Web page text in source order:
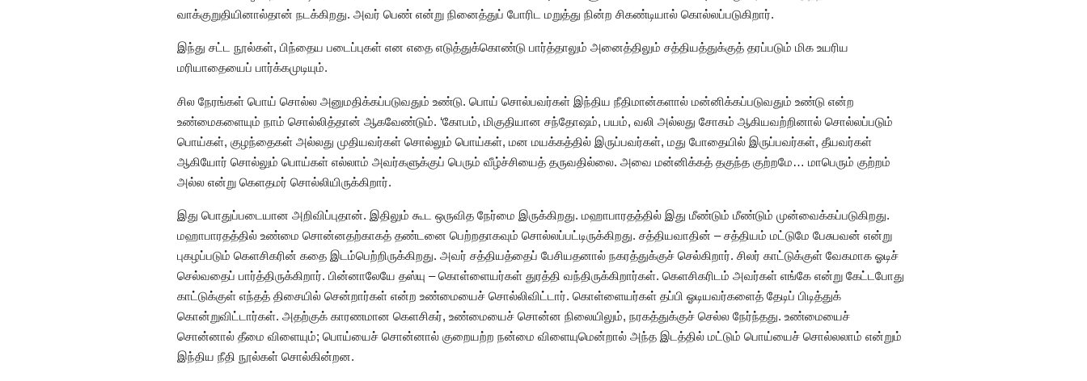
வாக்குறுதியினால்தான் நடக்கிறது. அவர் பெண் என்று நினைத்துப் போரிட மறுத்து நின்ற சிகண்டியால் கொல்லப்படுகிறார்.
இந்து சட்ட நூல்கள், பிந்தைய படைப்புகள் என எதை எடுத்துக்கொண்டு பார்த்தாலும் அனைத்திலும் சத்தியத்துக்குத் தரப்படும் மிக உயரிய
மரியாதையைப் பார்க்கமுடியும்.
சில நேரங்கள் பொய் சொல்ல அனுமதிக்கப்படுவதும் உண்டு. பொய் சொல்பவர்கள் இந்திய நீதிமான்களால் மன்னிக்கப்படுவதும் உண்டு என்ற
உண்மைகளையும் நாம் சொல்லித்தான் ஆகவேண்டும். ‘கோபம், மிகுதியான சந்தோஷம், பயம், வலி அல்லது சோகம் ஆகியவற்றினால் சொல்லப்படும்
பொய்கள், குழந்தைகள் அல்லது முதியவர்கள் சொல்லும் பொய்கள், மன மயக்கத்தில் இருப்பவர்கள், மது போதையில் இருப்பவர்கள், தீயவர்கள்
ஆகியோர் சொல்லும் பொய்கள் எல்லாம் அவர்களுக்குப் பெரும் வீழ்ச்சியைத் தருவதில்லை. அவை மன்னிக்கத் தகுந்த குற்றமே… மாபெரும் குற்றம்
அல்ல என்று கெளதமர் சொல்லியிருக்கிறார்.
இது பொதுப்படையான அறிவிப்புதான். இதிலும் கூட ஒருவித நேர்மை இருக்கிறது. மஹாபாரதத்தில் இது மீண்டும் மீண்டும் முன்வைக்கப்படுகிறது.
மஹாபாரதத்தில் உண்மை சொன்னதற்காகத் தண்டனை பெற்றதாகவும் சொல்லப்பட்டிருக்கிறது. சத்தியவாதின் – சத்தியம் மட்டுமே பேசுபவன் என்று
புகழப்படும் கெளசிகரின் கதை இடம்பெற்றிருக்கிறது. அவர் சத்தியத்தைப் பேசியதனால் நகரத்துக்குச் செல்கிறார். சிலர் காட்டுக்குள் வேகமாக ஓடிச்
செல்வதைப் பார்த்திருக்கிறார். பின்னாலேயே தஸ்யு – கொள்ளையர்கள் துரத்தி வந்திருக்கிறார்கள். கெளசிகரிடம் அவர்கள் எங்கே என்று கேட்டபோது
காட்டுக்குள் எந்தத் திசையில் சென்றார்கள் என்ற உண்மையைச் சொல்லிவிட்டார். கொள்ளையர்கள் தப்பி ஓடியவர்களைத் தேடிப் பிடித்துக்
கொன்றுவிட்டார்கள். அதற்குக் காரணமான கெளசிகர், உண்மையைச் சொன்ன நிலையிலும், நரகத்துக்குச் செல்ல நேர்ந்தது. உண்மையைச்
சொன்னால் தீமை விளையும்; பொய்யைச் சொன்னால் குறையற்ற நன்மை விளையுமென்றால் அந்த இடத்தில் மட்டும் பொய்யைச் சொல்லலாம் என்றும்
இந்திய நீதி நூல்கள் சொல்கின்றன.